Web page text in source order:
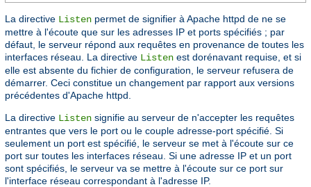
La directive Listen permet de signifier à Apache httpd de ne se
mettre à l'écoute que sur les adresses IP et ports spécifiés ; par
défaut, le serveur répond aux requêtes en provenance de toutes les
interfaces réseau. La directive Listen est dorénavant requise, et si
elle est absente du fichier de configuration, le serveur refusera de
démarrer. Ceci constitue un changement par rapport aux versions
précédentes d'Apache httpd.
La directive Listen signifie au serveur de n'accepter les requêtes
entrantes que vers le port ou le couple adresse-port spécifié. Si
seulement un port est spécifié, le serveur se met à l'écoute sur ce
port sur toutes les interfaces réseau. Si une adresse IP et un port
sont spécifiés, le serveur va se mettre à l'écoute sur ce port sur
l'interface réseau correspondant à l'adresse IP.